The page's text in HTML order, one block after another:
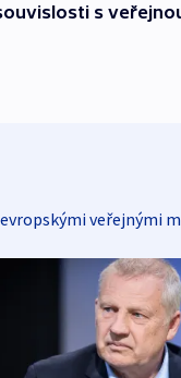
s
veřejnými